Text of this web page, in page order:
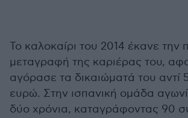
Το καλοκαίρι του 2014 έκανε την
μεταγραφή της καριέρας του,
αγόρασε τα δικαιώματά του αντί
ευρώ. Στην ισπανική ομάδα
δύο χρόνια, καταγράφοντας 90